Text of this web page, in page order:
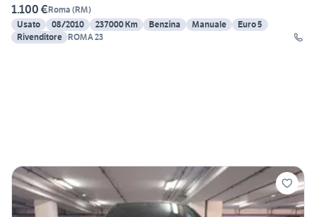
1.100 €Roma (RM)
Usato
08/2010 237000 Km Benzina Manuale
Euro 5
Rivenditore ROMA 23